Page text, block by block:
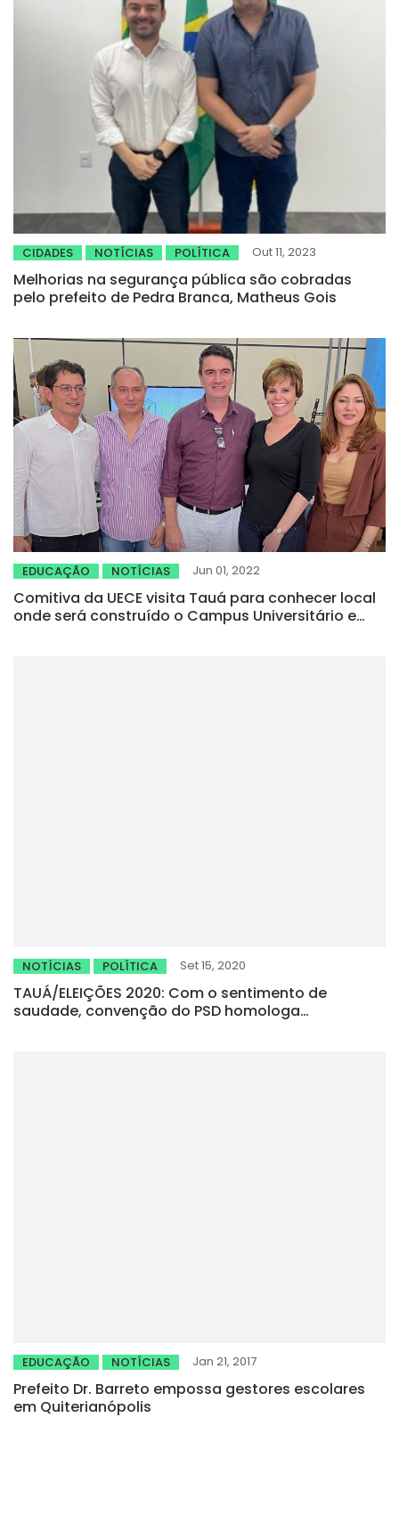
CIDADES NOTÍCIAS POLÍTICA Out 11, 2023
Melhorias na segurança pública são cobradas
pelo prefeito de Pedra Branca, Matheus Gois
EDUCAÇÃO NOTÍCIAS Jun 01, 2022
Comitiva da UECE visita Tauá para conhecer local
onde será construído o Campus Universitário e
NOTÍCIAS POLÍTICA Set 15, 2020
TAUÁ/ELEIÇÕES 2020: Com o sentimento de
saudade, convenção do PSD homologa
EDUCAÇÃO NOTÍCIAS Jan 21, 2017
Prefeito Dr. Barreto empossa gestores escolares
em Quiterianópolis